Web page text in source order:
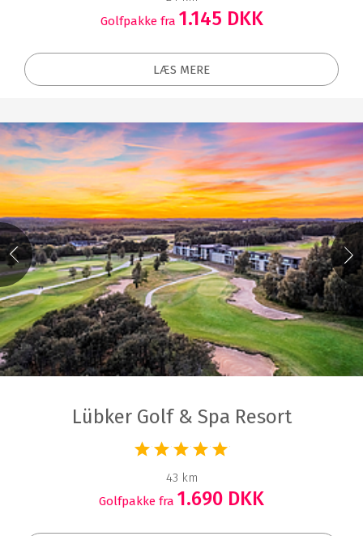
Golfpakke fra 1.145 DKK
LÆS MERE
Lübker Golf & Spa Resort
43 km
Golfpakke fra 1.690 DKK